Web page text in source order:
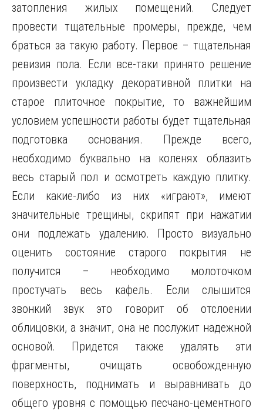
затопления жилых помещений. Следует
провести тщательные промеры, прежде, чем
браться за такую работу. Первое – тщательная
ревизия пола. Если все-таки принято решение
произвести укладку декоративной плитки на
старое плиточное покрытие, то важнейшим
условием успешности работы будет тщательная
подготовка основания. Прежде всего,
необходимо буквально на коленях облазить
весь старый пол и осмотреть каждую плитку.
Если какие-либо из них «играют», имеют
значительные трещины, скрипят при нажатии
они подлежать удалению. Просто визуально
оценить состояние старого покрытия не
получится – необходимо молоточком
простучать весь кафель. Если слышится
звонкий звук это говорит об отслоении
облицовки, а значит, она не послужит надежной
основой. Придется также удалять эти
фрагменты, очищать освобожденную
поверхность, поднимать и выравнивать до
общего уровня с помощью песчано-цементного